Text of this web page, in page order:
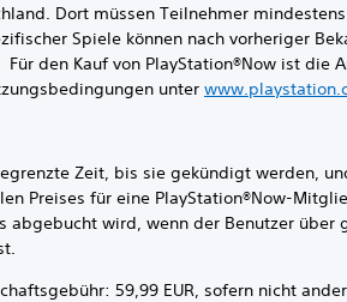
Dort müssen Teilnehmer
Spiele können nach vorheriger
Für den Kauf von PlayStation®Now ist die
unter
Zeit, bis sie gekündigt werden,
Preises für eine PlayStation®Now-
abgebucht wird, wenn der Benutzer
59,99 EUR, sofern nicht